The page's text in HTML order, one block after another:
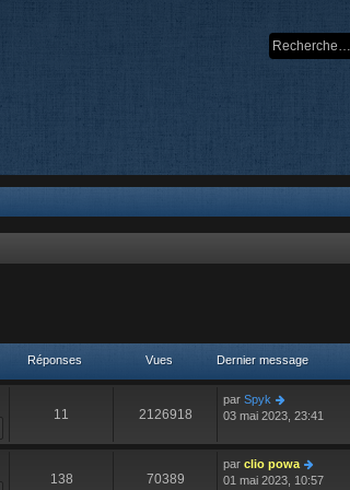
Réponses Vues Dernier message
11 2126918
par Spyk
03 mai 2023, 23:41
138 70389
par clio powa
01 mai 2023, 10:57